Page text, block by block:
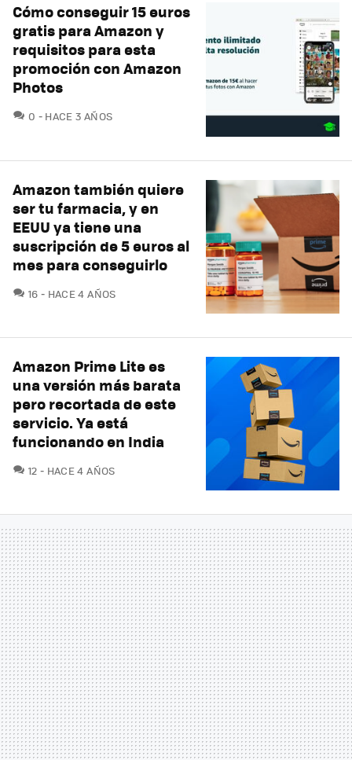
Cómo conseguir 15 euros
gratis para Amazon y
requisitos para esta
promoción con Amazon
Photos
0 COMENTARIOS
HACE 3 AÑOS
Amazon también quiere
ser tu farmacia, y en
EEUU ya tiene una
suscripción de 5 euros al
mes para conseguirlo
16 COMENTARIOS
HACE 4 AÑOS
Amazon Prime Lite es
una versión más barata
pero recortada de este
servicio. Ya está
funcionando en India
12 COMENTARIOS
HACE 4 AÑOS